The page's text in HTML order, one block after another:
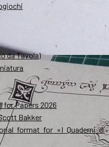
da Tavola)
for Papers 2026
Bakker
format for «I Quaderni di